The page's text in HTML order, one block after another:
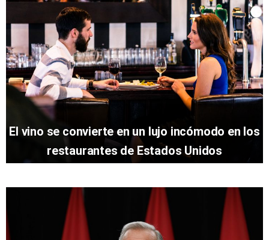
El vino se convierte en un lujo incómodo en los
restaurantes de Estados Unidos